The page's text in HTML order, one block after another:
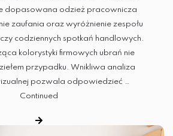
dopasowana odzież pracownicza
zaufania oraz wyróżnienie zespołu
codziennych spotkań handlowych.
kolorystyki firmowych ubrań nie
przypadku. Wnikliwa analiza
pozwala odpowiedzieć …
Continued